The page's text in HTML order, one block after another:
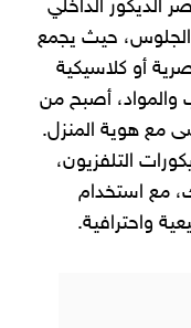
الديكور الداخلي
الجلوس، حيث يجمع
أو كلاسيكية
والمواد، أصبح من
مع هوية المنزل.
التلفزيون،
مع استخدام
واحترافية.